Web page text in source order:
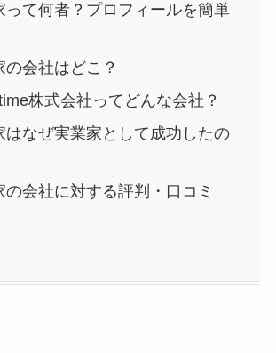
って何者？プロフィールを簡単
の会社はどこ？
株式会社ってどんな会社？
はなぜ実業家として成功したの
の会社に対する評判・口コミ